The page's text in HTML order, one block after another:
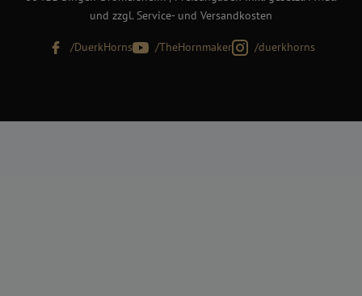
und zzgl. Service- und Versandkosten
/DuerkHorns /TheHornmaker /duerkhorns